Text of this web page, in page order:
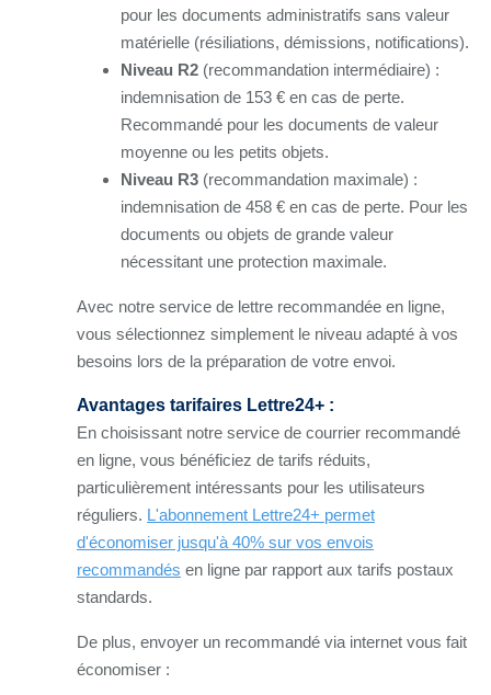
pour les documents administratifs sans valeur
matérielle (résiliations, démissions, notifications).
Niveau R2 (recommandation intermédiaire) :
indemnisation de 153 € en cas de perte.
Recommandé pour les documents de valeur
moyenne ou les petits objets.
Niveau R3 (recommandation maximale) :
indemnisation de 458 € en cas de perte. Pour les
documents ou objets de grande valeur
nécessitant une protection maximale.
Avec notre service de lettre recommandée en ligne,
vous sélectionnez simplement le niveau adapté à vos
besoins lors de la préparation de votre envoi.
Avantages tarifaires Lettre24+ :
En choisissant notre service de courrier recommandé
en ligne, vous bénéficiez de tarifs réduits,
particulièrement intéressants pour les utilisateurs
réguliers. L'abonnement Lettre24+ permet
d'économiser jusqu'à 40% sur vos envois
recommandés en ligne par rapport aux tarifs postaux
standards.
De plus, envoyer un recommandé via internet vous fait
économiser :